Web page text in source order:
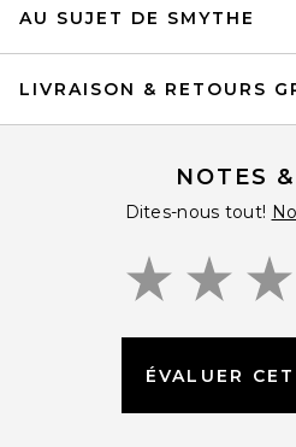
AU SUJET DE SMYTHE
LIVRAISON & RETOURS
NOTES
Dites-nous tout!
ÉVALUER